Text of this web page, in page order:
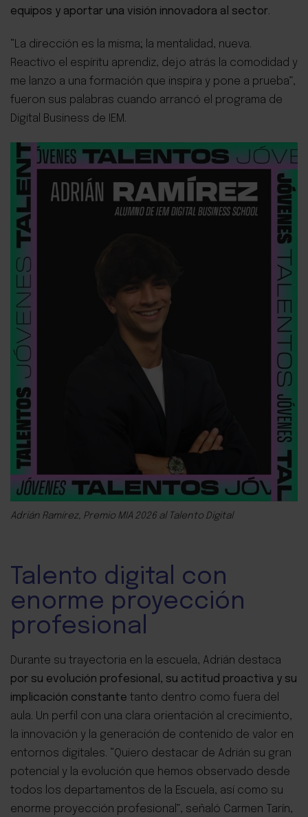
equipos y aportar una visión innovadora al sector.
“La dirección es la misma; la mentalidad, nueva.
Reactivo el espíritu aprendiz, dejo atrás la comodidad y
me lanzo a una formación que inspira y pone a prueba”,
fueron sus palabras cuando arrancó el programa de
Digital Business de IEM.
Adrián Ramírez, Premio MIA 2026 al Talento Digital
Talento digital con
enorme proyección
profesional
Durante su trayectoria en la escuela, Adrián destaca
por su evolución profesional, su actitud proactiva y su
implicación constante tanto dentro como fuera del
aula. Un perfil con una clara orientación al crecimiento,
la innovación y la generación de contenido de valor en
entornos digitales. “Quiero destacar de Adrián su gran
potencial y la evolución que hemos observado desde
todos los departamentos de la Escuela, así como su
enorme proyección profesional”, señaló Carmen Tarín,